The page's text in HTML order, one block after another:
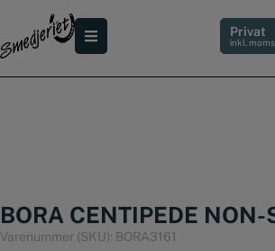
indholdet
Privat
inkl. moms
BORA CENTIPEDE NON-
Varenummer (SKU): BORA3161